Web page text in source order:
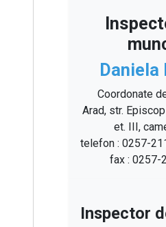
Daniela
Coordonate
Arad, str.
et. III,
telefon : 0257-
fax : 0257-
Inspector